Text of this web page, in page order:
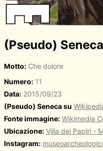
(Pseudo) Seneca
Motto: Che dolore
Numero: 11
Data: 2015/09/23
(Pseudo) Seneca su
Fonte immagine: Wikimedia
Ubicazione: Villa dei Papiri -
Instagram: